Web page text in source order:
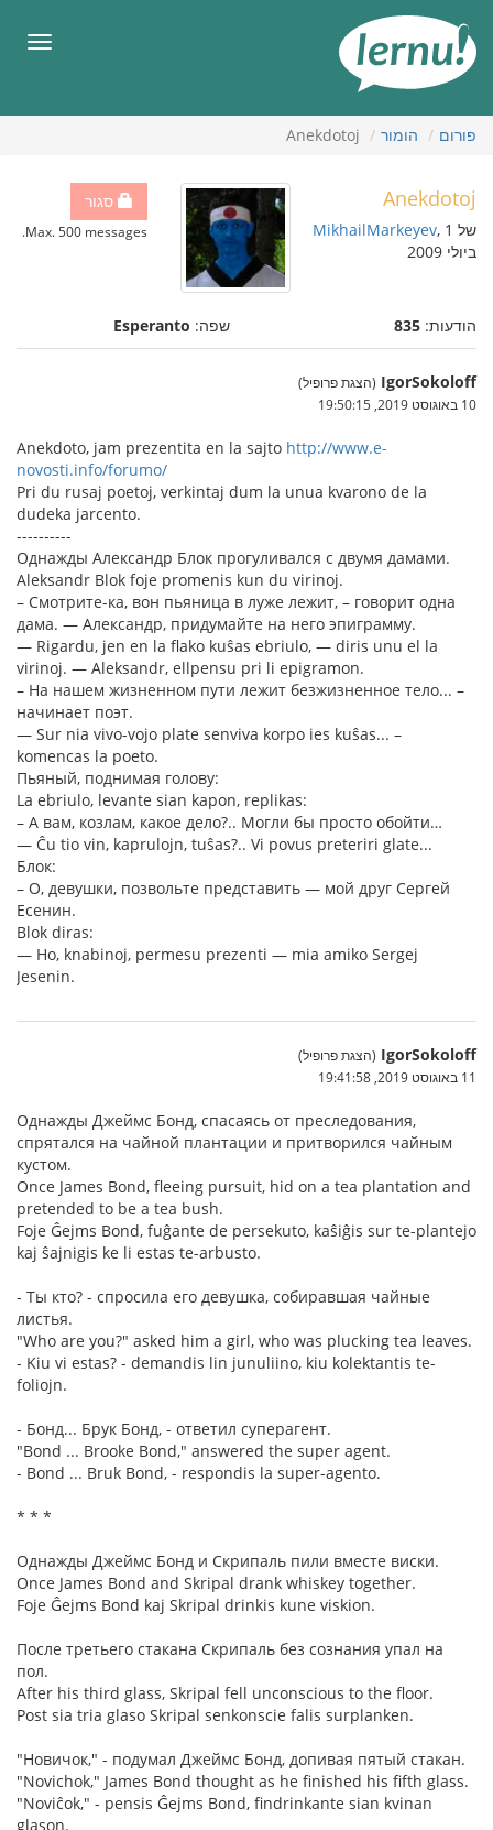
העניינים
פורום הומור Anekdotoj
סגור
Max. 500 messages.
Anekdotoj
של MikhailMarkeyev, 1
ביולי 2009
הודעות: 835 שפה: Esperanto
IgorSokoloff (הצגת פרופיל)
10 באוגוסט 2019, 19:50:15
Anekdoto, jam prezentita en la sajto http://www.e-
novosti.info/forumo/
Pri du rusaj poetoj, verkintaj dum la unua kvarono de la
dudeka jarcento.
----------
Однажды Александр Блок прогуливался с двумя дамами.
Aleksandr Blok foje promenis kun du virinoj.
– Смотрите-ка, вон пьяница в луже лежит, – говорит одна
дама. — Александр, придумайте на него эпиграмму.
— Rigardu, jen en la flako kuŝas ebriulo, — diris unu el la
virinoj. — Aleksandr, ellpensu pri li epigramon.
– На нашем жизненном пути лежит безжизненное тело... –
начинает поэт.
— Sur nia vivo-vojo plate senviva korpo ies kuŝas... –
komencas la poeto.
Пьяный, поднимая голову:
La ebriulo, levante sian kapon, replikas:
– А вам, козлам, какое дело?.. Могли бы просто обойти…
— Ĉu tio vin, kaprulojn, tuŝas?.. Vi povus preteriri glate...
Блок:
– О, девушки, позвольте представить — мой друг Сергей
Есенин.
Blok diras:
— Ho, knabinoj, permesu prezenti — mia amiko Sergej
Jesenin.
IgorSokoloff (הצגת פרופיל)
11 באוגוסט 2019, 19:41:58
Однажды Джеймс Бонд, спасаясь от преследования,
спрятался на чайной плантации и притворился чайным
кустом.
Once James Bond, fleeing pursuit, hid on a tea plantation and
pretended to be a tea bush.
Foje Ĝejms Bond, fuĝante de persekuto, kaŝiĝis sur te-plantejo
kaj ŝajnigis ke li estas te-arbusto.
- Ты кто? - спросила его девушка, собиравшая чайные
листья.
"Who are you?" asked him a girl, who was plucking tea leaves.
- Kiu vi estas? - demandis lin junuliino, kiu kolektantis te-
foliojn.
- Бонд... Брук Бонд, - ответил суперагент.
"Bond ... Brooke Bond," answered the super agent.
- Bond ... Bruk Bond, - respondis la super-agento.
* * *
Однажды Джеймс Бонд и Скрипаль пили вместе виски.
Once James Bond and Skripal drank whiskey together.
Foje Ĝejms Bond kaj Skripal drinkis kune viskion.
После третьего стакана Скрипаль без сознания упал на
пол.
After his third glass, Skripal fell unconscious to the floor.
Post sia tria glaso Skripal senkonscie falis surplanken.
"Новичок," - подумал Джеймс Бонд, допивая пятый стакан.
"Novichok," James Bond thought as he finished his fifth glass.
"Noviĉok," - pensis Ĝejms Bond, findrinkante sian kvinan
glason.